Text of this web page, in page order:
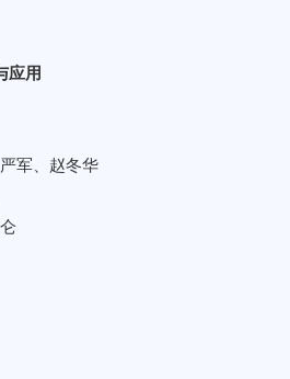
应用
军、赵冬华